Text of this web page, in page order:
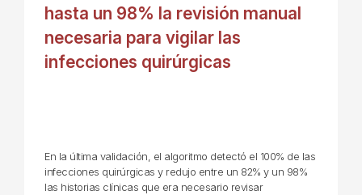
hasta un 98% la revisión manual
necesaria para vigilar las
infecciones quirúrgicas
En la última validación, el algoritmo detectó el 100% de las
infecciones quirúrgicas y redujo entre un 82% y un 98%
las historias clínicas que era necesario revisar